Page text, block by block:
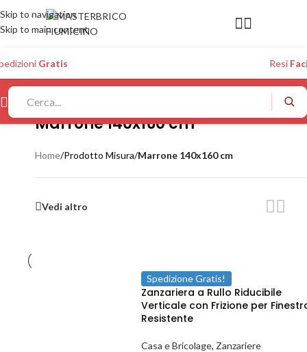
Skip to navigation
Skip to main content
Gratis Resi
Marrone 140x160 cm
Home/Prodotto Misura/Marrone 140x160 cm
Vedi altro
Spedizione Gratis!
Zanzariera a Rullo Riducibile
Verticale con Frizione per
Resistente
Casa e Bricolage, Zanzariere